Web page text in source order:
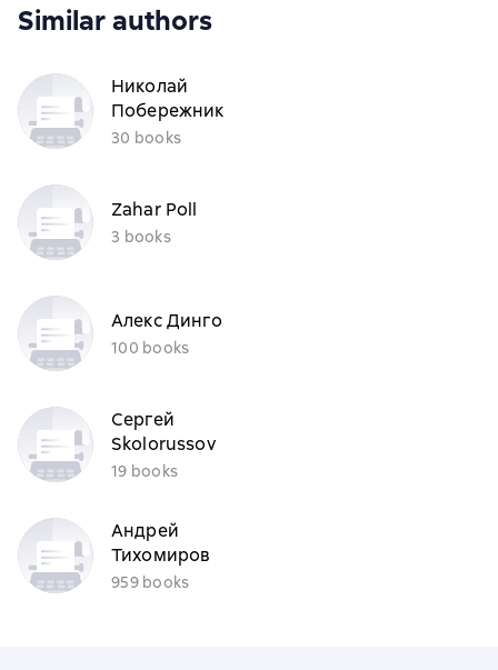
Similar authors
Николай
Побережник
30 books
Zahar Poll
3 books
Алекс Динго
100 books
Сергей
Skolorussov
19 books
Андрей
Тихомиров
959 books